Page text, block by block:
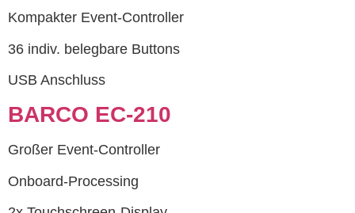
Kompakter Event-Controller
36 indiv. belegbare Buttons
USB Anschluss
BARCO EC-210
Großer Event-Controller
Onboard-Processing